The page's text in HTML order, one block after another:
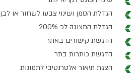
הגדלת הסמן ושינוי צבעו לשחור או לבן
הגדלת התצוגה לכ-200%
הדגשת קישורים באתר
הדגשת כותרות בתר
הצגת תיאור אלטרנטיבי לתמונות